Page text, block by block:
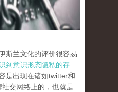
斯兰文化的评价很容易
到意识形态隐私的存
是出现在诸如twitter和
交网络上的，也就是